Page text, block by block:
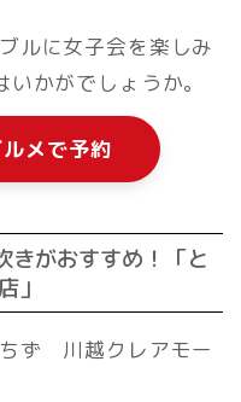
ルに女子会を楽しみ
かがでしょうか。
メで予約
きがおすすめ！「と
」
ず 川越クレアモー